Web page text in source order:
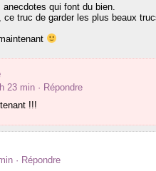
qui font du bien.
ce truc de garder les plus beaux
23 min · Répondre
!!!
· Répondre